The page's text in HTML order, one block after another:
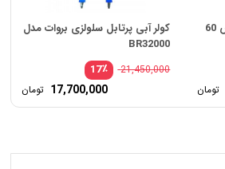
یخچال ایستاده ویترینی عرض 60
قیمت
اصلی:
40,300,000 تومان
تومان
قیمت
فعلی:
کولر آبی پرتابل سلولزی بروات مدل
BR32000
٪17 21,450,000
17,700,000 تومان